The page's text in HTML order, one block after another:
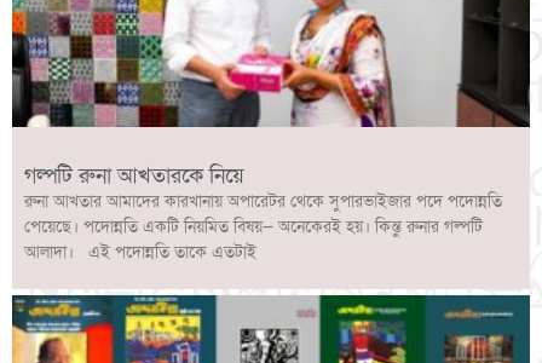
গল্পটি রুনা আখতারকে নিয়ে
রুনা আখতার আমাদের কারখানায় অপারেটর থেকে সুপারভাইজার পদে পদোন্নতি
পেয়েছে। পদোন্নতি একটি নিয়মিত বিষয়— অনেকেরই হয়। কিন্তু রুনার গল্পটি
আলাদা। এই পদোন্নতি তাকে এতটাই